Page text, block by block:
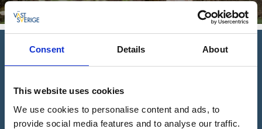
Consent Details About
This website uses cookies
We use cookies to personalise content and ads, to
provide social media features and to analyse our traffic.
Lees verder
voetafdrukken. Deze gedachte is zelfs doorgetrokken naar
de huisjes zelf, omdat ze op palen staan ​​om geen blijvend
stempel op het landschap te drukken.”